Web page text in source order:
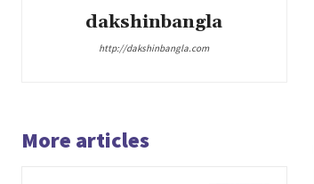
dakshinbangla
http://dakshinbangla.com
More articles